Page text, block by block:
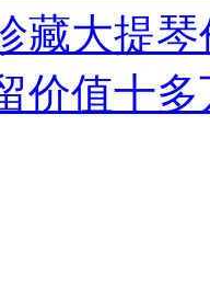
正藏大提
价值十